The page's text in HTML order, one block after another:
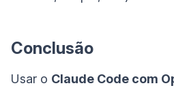
Conclusão
Usar o Claude Code com